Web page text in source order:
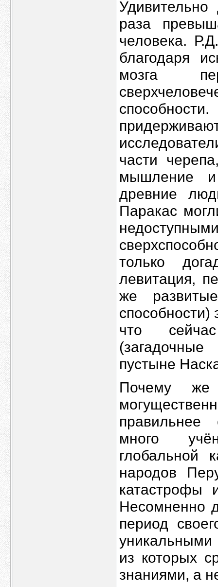
раза
человека.
благодаря
мозга
части
мышление и
древние
Паракас
только
левитация,
же
что
пустыне
Почему же
правильнее
много
глобальной
народов
катастрофы
Несомненно
период
уникальными
из которых
знаниями, а